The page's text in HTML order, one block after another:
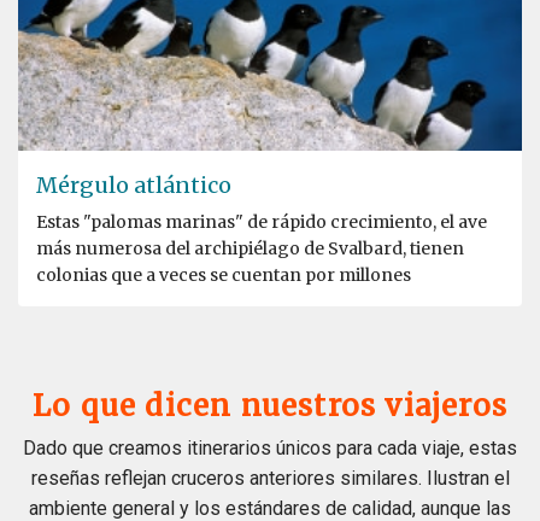
Mérgulo atlántico
Estas "palomas marinas" de rápido crecimiento, el ave
más numerosa del archipiélago de Svalbard, tienen
colonias que a veces se cuentan por millones
Lo que dicen nuestros viajeros
Dado que creamos itinerarios únicos para cada viaje, estas
reseñas reflejan cruceros anteriores similares. Ilustran el
ambiente general y los estándares de calidad, aunque las